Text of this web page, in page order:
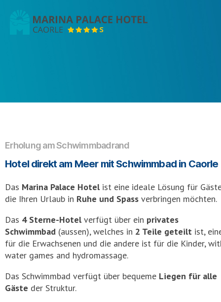
Erholung am Schwimmbadrand
Hotel direkt am Meer mit Schwimmbad in Caorle
Das Marina Palace Hotelist eine ideale Lösung für
die Ihren Urlaub in Ruhe und Spass verbringen möchten.
Das 4 Sterne-Hotelverfügt über ein privates
Schwimmbad (aussen), welches in 2 Teile geteilt ist,
für die Erwachsenen und die andere ist für die Kinder,
water games and hydromassage.
Das Schwimmbad verfügt über bequeme Liegen für alle
Gäste der Struktur.